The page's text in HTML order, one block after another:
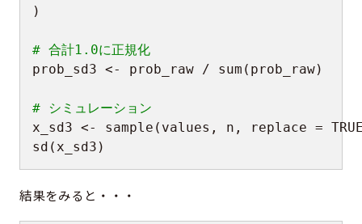
)
# 合計1.0に正規化
prob_sd3 <- prob_raw / sum ( prob_raw)
# シミュレーション
x_sd3 <- sample ( values , n , replace =
sd (x_sd3 )
結果をみると・・・